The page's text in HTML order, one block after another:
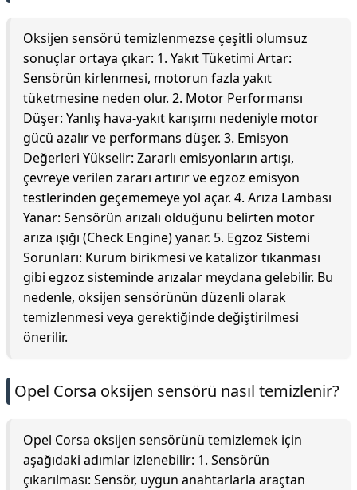
Oksijen sensörü temizlenmezse çeşitli olumsuz
sonuçlar ortaya çıkar: 1. Yakıt Tüketimi Artar:
Sensörün kirlenmesi, motorun fazla yakıt
tüketmesine neden olur. 2. Motor Performansı
Düşer: Yanlış hava-yakıt karışımı nedeniyle motor
gücü azalır ve performans düşer. 3. Emisyon
Değerleri Yükselir: Zararlı emisyonların artışı,
çevreye verilen zararı artırır ve egzoz emisyon
testlerinden geçememeye yol açar. 4. Arıza Lambası
Yanar: Sensörün arızalı olduğunu belirten motor
arıza ışığı (Check Engine) yanar. 5. Egzoz Sistemi
Sorunları: Kurum birikmesi ve katalizör tıkanması
gibi egzoz sisteminde arızalar meydana gelebilir. Bu
nedenle, oksijen sensörünün düzenli olarak
temizlenmesi veya gerektiğinde değiştirilmesi
önerilir.
Opel Corsa oksijen sensörü nasıl temizlenir?
Opel Corsa oksijen sensörünü temizlemek için
aşağıdaki adımlar izlenebilir: 1. Sensörün
çıkarılması: Sensör, uygun anahtarlarla araçtan